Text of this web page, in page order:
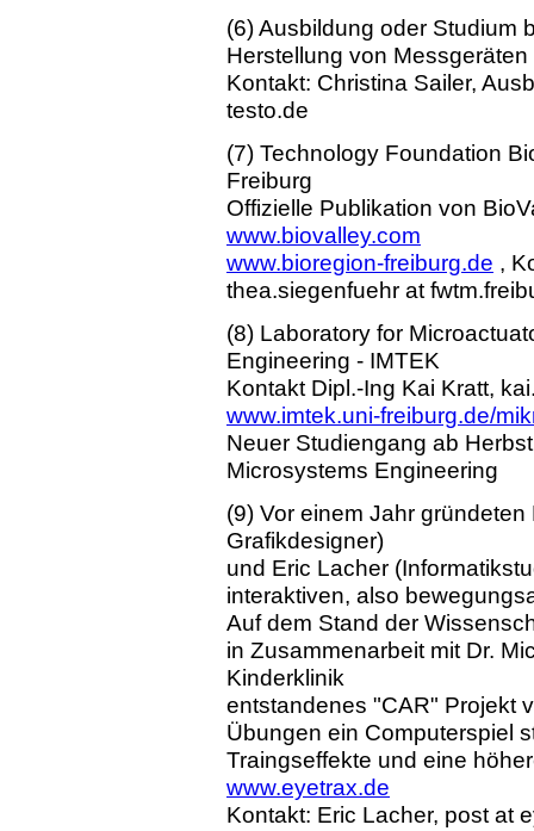
(6) Ausbildung oder Studium
Herstellung von
Kontakt: Christina Sailer,
testo.de
(7) Technology Foundation
Freiburg
Offizielle Publikation von
www.biovalley.com
www.bioregion-freiburg.de ,
thea.siegenfuehr at
(8) Laboratory for
Engineering - IMTEK
Kontakt Dipl.-Ing Kai Kratt,
www.imtek.uni-freiburg.de/
Neuer Studiengang ab
Microsystems Engineering
(9) Vor einem Jahr
Grafikdesigner)
und Eric Lacher
interaktiven, also
Auf dem Stand der
in Zusammenarbeit mit Dr.
Kinderklinik
entstandenes "CAR" Projekt
Übungen ein Computerspiel
Traingseffekte und eine
www.eyetrax.de
Kontakt: Eric Lacher, post at